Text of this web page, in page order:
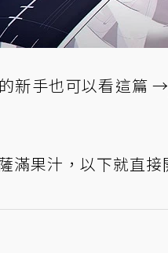
新手也可以看這篇 →
滿果汁，以下就直接